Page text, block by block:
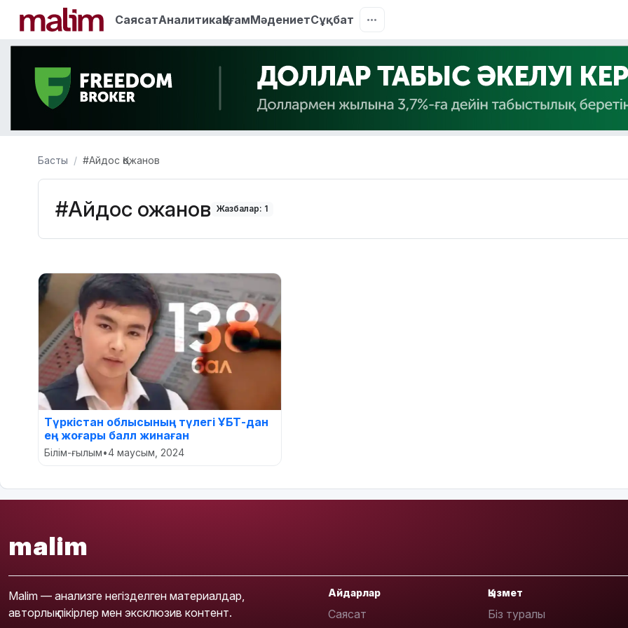
СаясатАналитикаҚоғамМәдениетСұқбат
Басты #Айдос Қожанов
#Айдос Қожанов Жазбалар: 1
Түркістан облысының түлегі ҰБТ-дан
ең жоғары балл жинаған
Білім-ғылым•4 маусым, 2024
malim
Malim — анализге негізделген материалдар,
авторлық пікірлер мен эксклюзив контент.
Айдарлар
Саясат
Қызмет
Біз туралы